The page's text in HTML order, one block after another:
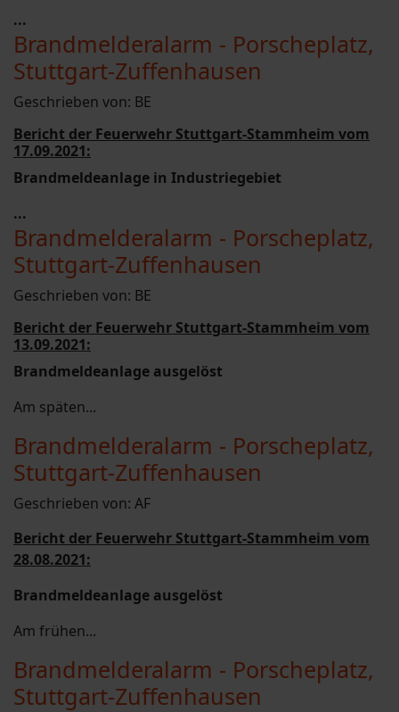
...
Brandmelderalarm - Porscheplatz,
Stuttgart-Zuffenhausen
Geschrieben von: BE
Bericht der Feuerwehr Stuttgart-Stammheim vom
17.09.2021:
Brandmeldeanlage in Industriegebiet
...
Brandmelderalarm - Porscheplatz,
Stuttgart-Zuffenhausen
Geschrieben von: BE
Bericht der Feuerwehr Stuttgart-Stammheim vom
13.09.2021:
Brandmeldeanlage ausgelöst
Am späten...
Brandmelderalarm - Porscheplatz,
Stuttgart-Zuffenhausen
Geschrieben von: AF
Bericht der Feuerwehr Stuttgart-Stammheim vom
28.08.2021:
Brandmeldeanlage ausgelöst
Am frühen...
Brandmelderalarm - Porscheplatz,
Stuttgart-Zuffenhausen